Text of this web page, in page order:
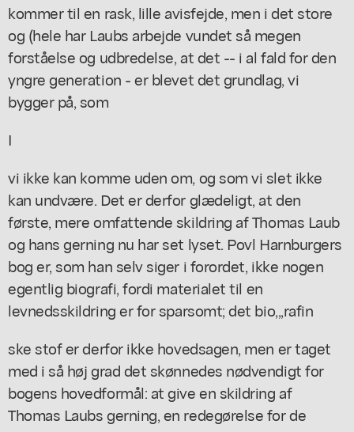
kommer til en rask, lille avisfejde, men i det store
og (hele har Laubs arbejde vundet så megen
forståelse og udbredelse, at det -- i al fald for den
yngre generation - er blevet det grundlag, vi
bygger på, som
I
vi ikke kan komme uden om, og som vi slet ikke
kan undvære. Det er derfor glædeligt, at den
første, mere omfattende skildring af Thomas Laub
og hans gerning nu har set lyset. Povl Harnburgers
bog er, som han selv siger i forordet, ikke nogen
egentlig biografi, fordi materialet til en
levnedsskildring er for sparsomt; det bio,,,rafin
ske stof er derfor ikke hovedsagen, men er taget
med i så høj grad det skønnedes nødvendigt for
bogens hovedformål: at give en skildring af
Thomas Laubs gerning, en redegørelse for de